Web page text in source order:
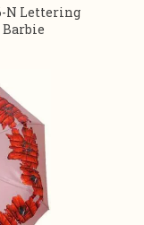
N Lettering
Barbie